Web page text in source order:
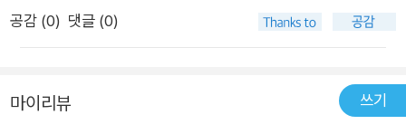
지, 난다 작가 특유의 터치로 생기 있게 깨어난 캐릭터들은 책 곳
공감 (0) 댓글 (0)
마이리뷰 쓰기